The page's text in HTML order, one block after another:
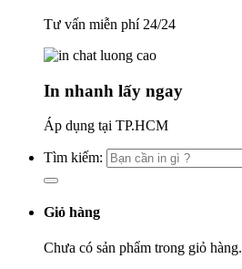
Tư vấn miễn phí 24/24
In nhanh lấy ngay
Áp dụng tại TP.HCM
Tìm kiếm:
Giỏ hàng
Chưa có sản phẩm trong giỏ hàng.